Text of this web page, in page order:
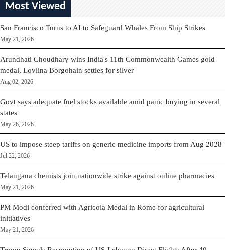
Most Viewed
San Francisco Turns to AI to Safeguard Whales From Ship Strikes
May 21, 2026
Arundhati Choudhary wins India's 11th Commonwealth Games gold
medal, Lovlina Borgohain settles for silver
Aug 02, 2026
Govt says adequate fuel stocks available amid panic buying in several
states
May 26, 2026
US to impose steep tariffs on generic medicine imports from Aug 2028
Jul 22, 2026
Telangana chemists join nationwide strike against online pharmacies
May 21, 2026
PM Modi conferred with Agricola Medal in Rome for agricultural
initiatives
May 21, 2026